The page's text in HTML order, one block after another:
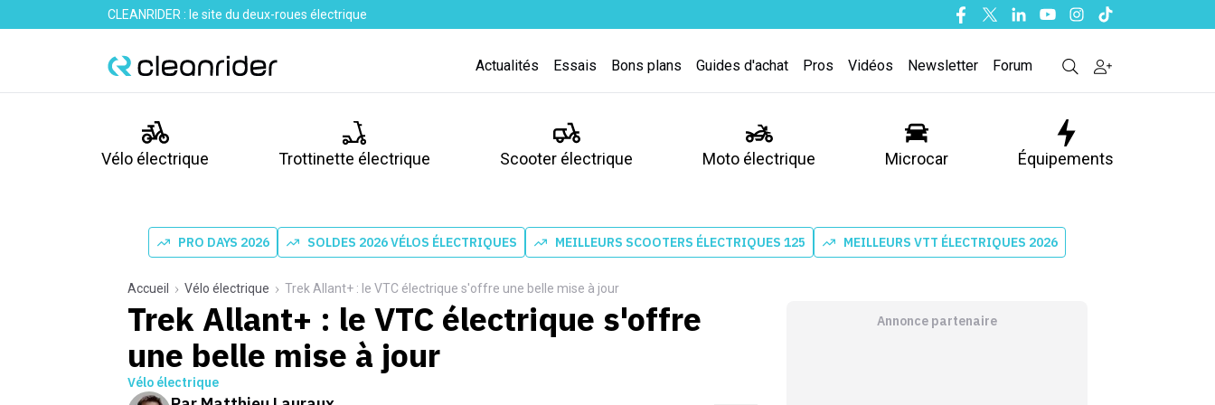
CLEANRIDER : le site du deux-roues électrique Facebook
TwitterLinkedinYoutubeInstagram
Tiktok
Actualités Essais Bons plans Guides d'achat Pros Vidéos Newsletter Forum
Vélo électrique Trottinette électrique Scooter électrique Moto électrique Microcar Équipements
PRO DAYS 2026 SOLDES 2026 VÉLOS ÉLECTRIQUES MEILLEURS SCOOTERS ÉLECTRIQUES 125 MEILLEURS VTT ÉLECTRIQUES 2026
Accueil Vélo électrique Trek Allant+ : le VTC électrique s'offre une belle mise à jour
Trek Allant+ : le VTC électrique s'offre
une belle mise à jour
Vélo électrique
Annonce partenaire